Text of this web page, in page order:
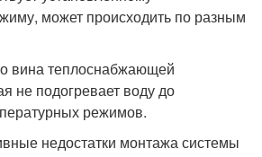
может происходить по разным
вина теплоснабжающей
не подогревает воду до
режимов.
недостатки монтажа системы